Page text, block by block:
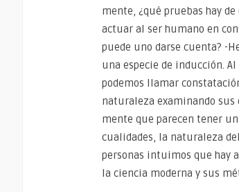
mente, ¿qué pruebas hay
actuar al ser humano en
puede uno darse cuenta? -
una especie de inducción.
podemos llamar
naturaleza examinando sus
mente que parecen tener
cualidades, la naturaleza
personas intuimos que hay
la ciencia moderna y sus